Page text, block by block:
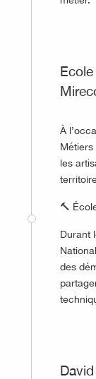
À
Métiers
les
🔨
Durant
des